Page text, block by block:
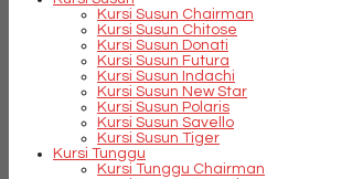
Kursi Susun Chairman
Kursi Susun Chitose
Kursi Susun Donati
Kursi Susun Futura
Kursi Susun Indachi
Kursi Susun New Star
Kursi Susun Polaris
Kursi Susun Savello
Kursi Susun Tiger
Kursi Tunggu
Kursi Tunggu Chairman